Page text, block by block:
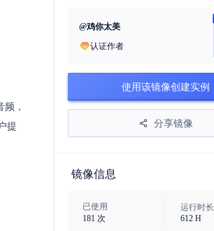
，
提
@鸡你太美
认证作者
使用该镜像创建实例
分享镜像
镜像信息
已使用
181 次
运行时长
612H